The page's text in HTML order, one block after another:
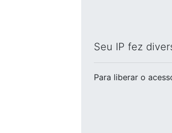
Seu IP fez
Para liberar o